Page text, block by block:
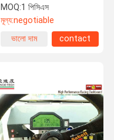
MOQ:1 পিসিএস
মূল্য:negotiable
ভালো দাম
contact